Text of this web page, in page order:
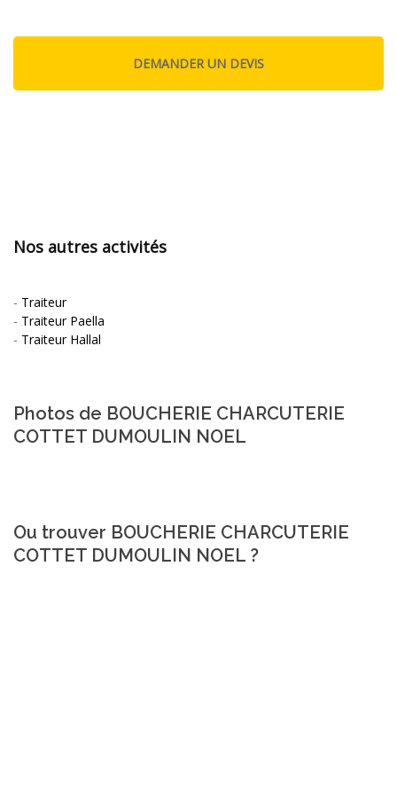
Nos autres activités
- Traiteur
- Traiteur Paella
- Traiteur Hallal
Photos de BOUCHERIE CHARCUTERIE
COTTET DUMOULIN NOEL
Ou trouver BOUCHERIE CHARCUTERIE
COTTET DUMOULIN NOEL ?